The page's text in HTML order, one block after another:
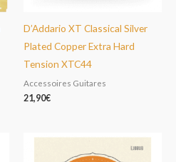
D’Addario XT Classical Silver
Plated Copper Extra Hard
Tension XTC44
Accessoires Guitares
21,90€